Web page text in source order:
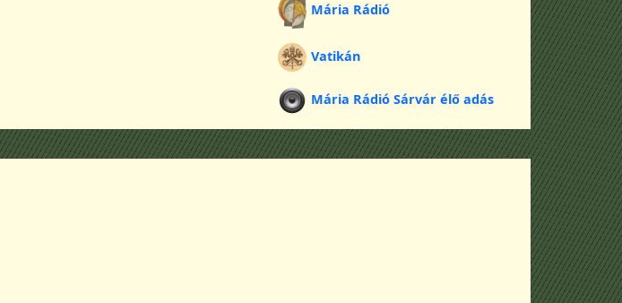
Mária Rádió
Vatikán
Mária Rádió Sárvár élő adás